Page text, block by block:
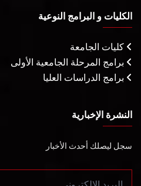
الكليات و البرامج النوعية
كليات الجامعة
برامج المرحلة الجامعية الأولى
برامج الدراسات العليا
النشرة الإخبارية
سجل ليصلك أحدث الأخبار